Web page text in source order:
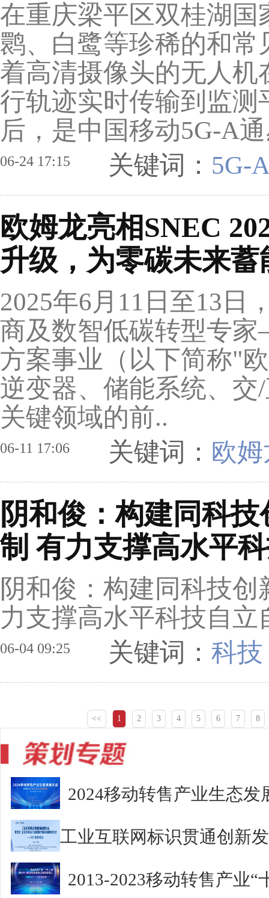
在重庆梁平区双桂湖
鹮、白鹭等珍稀的和
着高清摄像头的无人
行轨迹实时传输到监
后，是中国移动5G-A
06-24 17:15 关键词： 5G-
欧姆龙亮相SNEC
升级，为零碳未来蓄
2025年6月11日至13日
商及数智低碳转型专
方案事业（以下简称"
逆变器、储能系统、
关键领域的前..
06-11 17:06 关键词： 欧
阴和俊：构建同科
制 有力支撑高水平
阴和俊：构建同科技
力支撑高水平科技自立
06-04 09:25 关键词： 科技
<< 1 2 3 4 5 6 7 8
2024移动转售产业生态发
2013-2023移动转售产业